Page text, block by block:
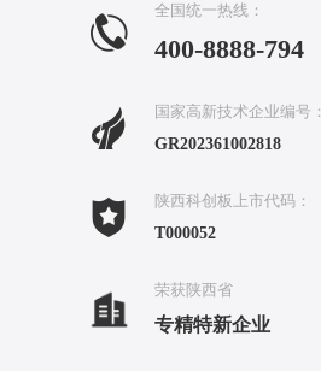
全国统一热线：
400-8888-794
国家高新技术企业编号：
GR202361002818
陕西科创板上市代码：
T000052
荣获陕西省
专精特新企业